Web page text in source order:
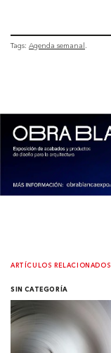
Tags: Agenda semanal
ARTÍCULOS RELACIONADOS
SIN CATEGORÍA